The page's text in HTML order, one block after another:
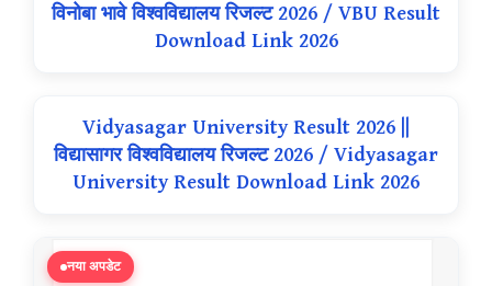
विनोबा भावे विश्वविद्यालय रिजल्ट 2026 / VBU Result
Download Link 2026
Vidyasagar University Result 2026 ||
विद्यासागर विश्वविद्यालय रिजल्ट 2026 / Vidyasagar
University Result Download Link 2026
नया अपडेट